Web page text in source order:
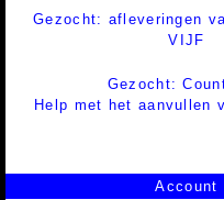
Gezocht: afleveringen
VIJF
Gezocht:
Help met het aanvullen
Account